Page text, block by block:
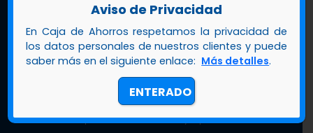
apersonarse en cualquiera de nuestras
sucursales a nivel nacional en el horario
establecido y/o con la gerencia de Bienes
Una vez que el interesado haya presentado su
Aviso de Privacidad
En Caja de Ahorros respetamos la privacidad de
los datos personales de nuestros clientes y puede
saber más en el siguiente enlace: Más detalles.
ENTERADO